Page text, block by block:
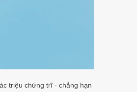
triệu chứng trĩ - chẳng hạn